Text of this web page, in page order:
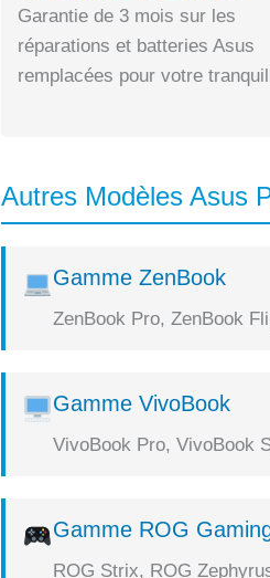
Garantie de 3 mois sur les
réparations et batteries Asus
remplacées pour votre
Autres Modèles Asus
Gamme ZenBook
ZenBook Pro, ZenBook
Gamme VivoBook
VivoBook Pro, VivoBook
Gamme ROG
ROG Strix, ROG